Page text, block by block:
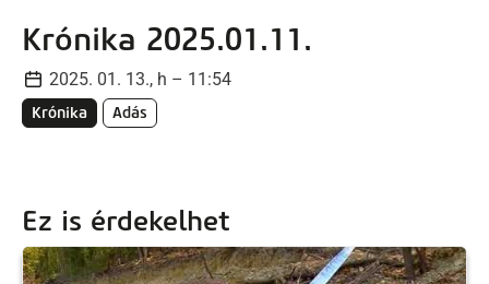
Krónika 2025.01.11.
2025. 01. 13., h – 11:54
Krónika Adás
Ez is érdekelhet